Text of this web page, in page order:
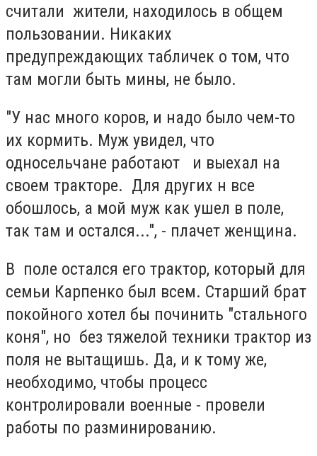
считали жители, находилось в общем
пользовании. Никаких
предупреждающих табличек о том, что
там могли быть мины, не было.
"У нас много коров, и надо было чем-то
их кормить. Муж увидел, что
односельчане работают и выехал на
своем тракторе. Для других н все
обошлось, а мой муж как ушел в поле,
так там и остался...", - плачет женщина.
В поле остался его трактор, который для
семьи Карпенко был всем. Старший брат
покойного хотел бы починить "стального
коня", но без тяжелой техники трактор из
поля не вытащишь. Да, и к тому же,
необходимо, чтобы процесс
контролировали военные - провели
работы по разминированию.